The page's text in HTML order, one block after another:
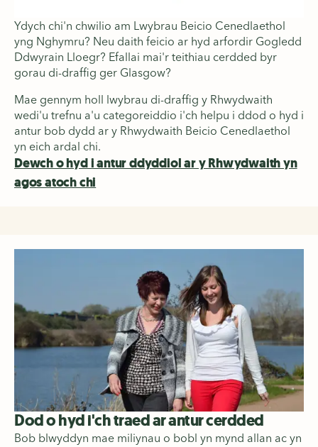
Ydych chi'n chwilio am Lwybrau Beicio Cenedlaethol
yng Nghymru? Neu daith feicio ar hyd arfordir Gogledd
Ddwyrain Lloegr? Efallai mai'r teithiau cerdded byr
gorau di-draffig ger Glasgow?
Mae gennym holl lwybrau di-draffig y Rhwydwaith
wedi'u trefnu a'u categoreiddio i'ch helpu i ddod o hyd i
antur bob dydd ar y Rhwydwaith Beicio Cenedlaethol
yn eich ardal chi.
Dewch o hyd i antur ddyddiol ar y Rhwydwaith yn
agos atoch chi
Dod o hyd i'ch traed ar antur cerdded
Bob blwyddyn mae miliynau o bobl yn mynd allan ac yn